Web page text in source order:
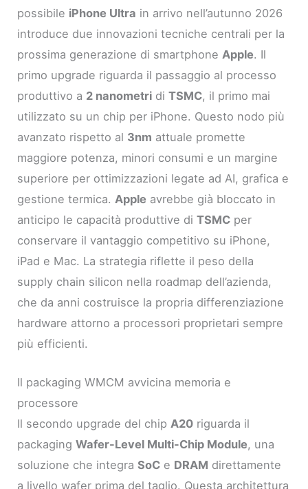
possibile iPhone Ultra in arrivo nell’autunno 2026
introduce due innovazioni tecniche centrali per la
prossima generazione di smartphone Apple. Il
primo upgrade riguarda il passaggio al processo
produttivo a 2 nanometri diTSMC, il primo mai
utilizzato su un chip per iPhone. Questo nodo più
avanzato rispetto al 3nm attuale promette
maggiore potenza, minori consumi e un margine
superiore per ottimizzazioni legate ad AI, grafica e
gestione termica. Apple avrebbe già bloccato in
anticipo le capacità produttive diTSMC per
conservare il vantaggio competitivo su iPhone,
iPad e Mac. La strategia riflette il peso della
supply chain silicon nella roadmap dell’azienda,
che da anni costruisce la propria differenziazione
hardware attorno a processori proprietari sempre
più efficienti.
Il packaging WMCM avvicina memoria e
processore
Il secondo upgrade del chipA20 riguarda il
packagingWafer-Level Multi-Chip Module, una
soluzione che integraSoC e DRAM direttamente
a livello wafer prima del taglio. Questa architettura